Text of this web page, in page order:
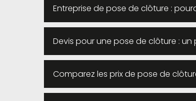
Entreprise de pose de clôture :
Devis pour une pose de clôture :
Comparez les prix de pose de